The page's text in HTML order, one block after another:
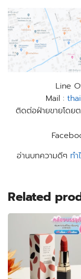
Line
Mail :
ติดต่อฝ่ายขายโดย
อ่านบทความดีๆ ท
Related